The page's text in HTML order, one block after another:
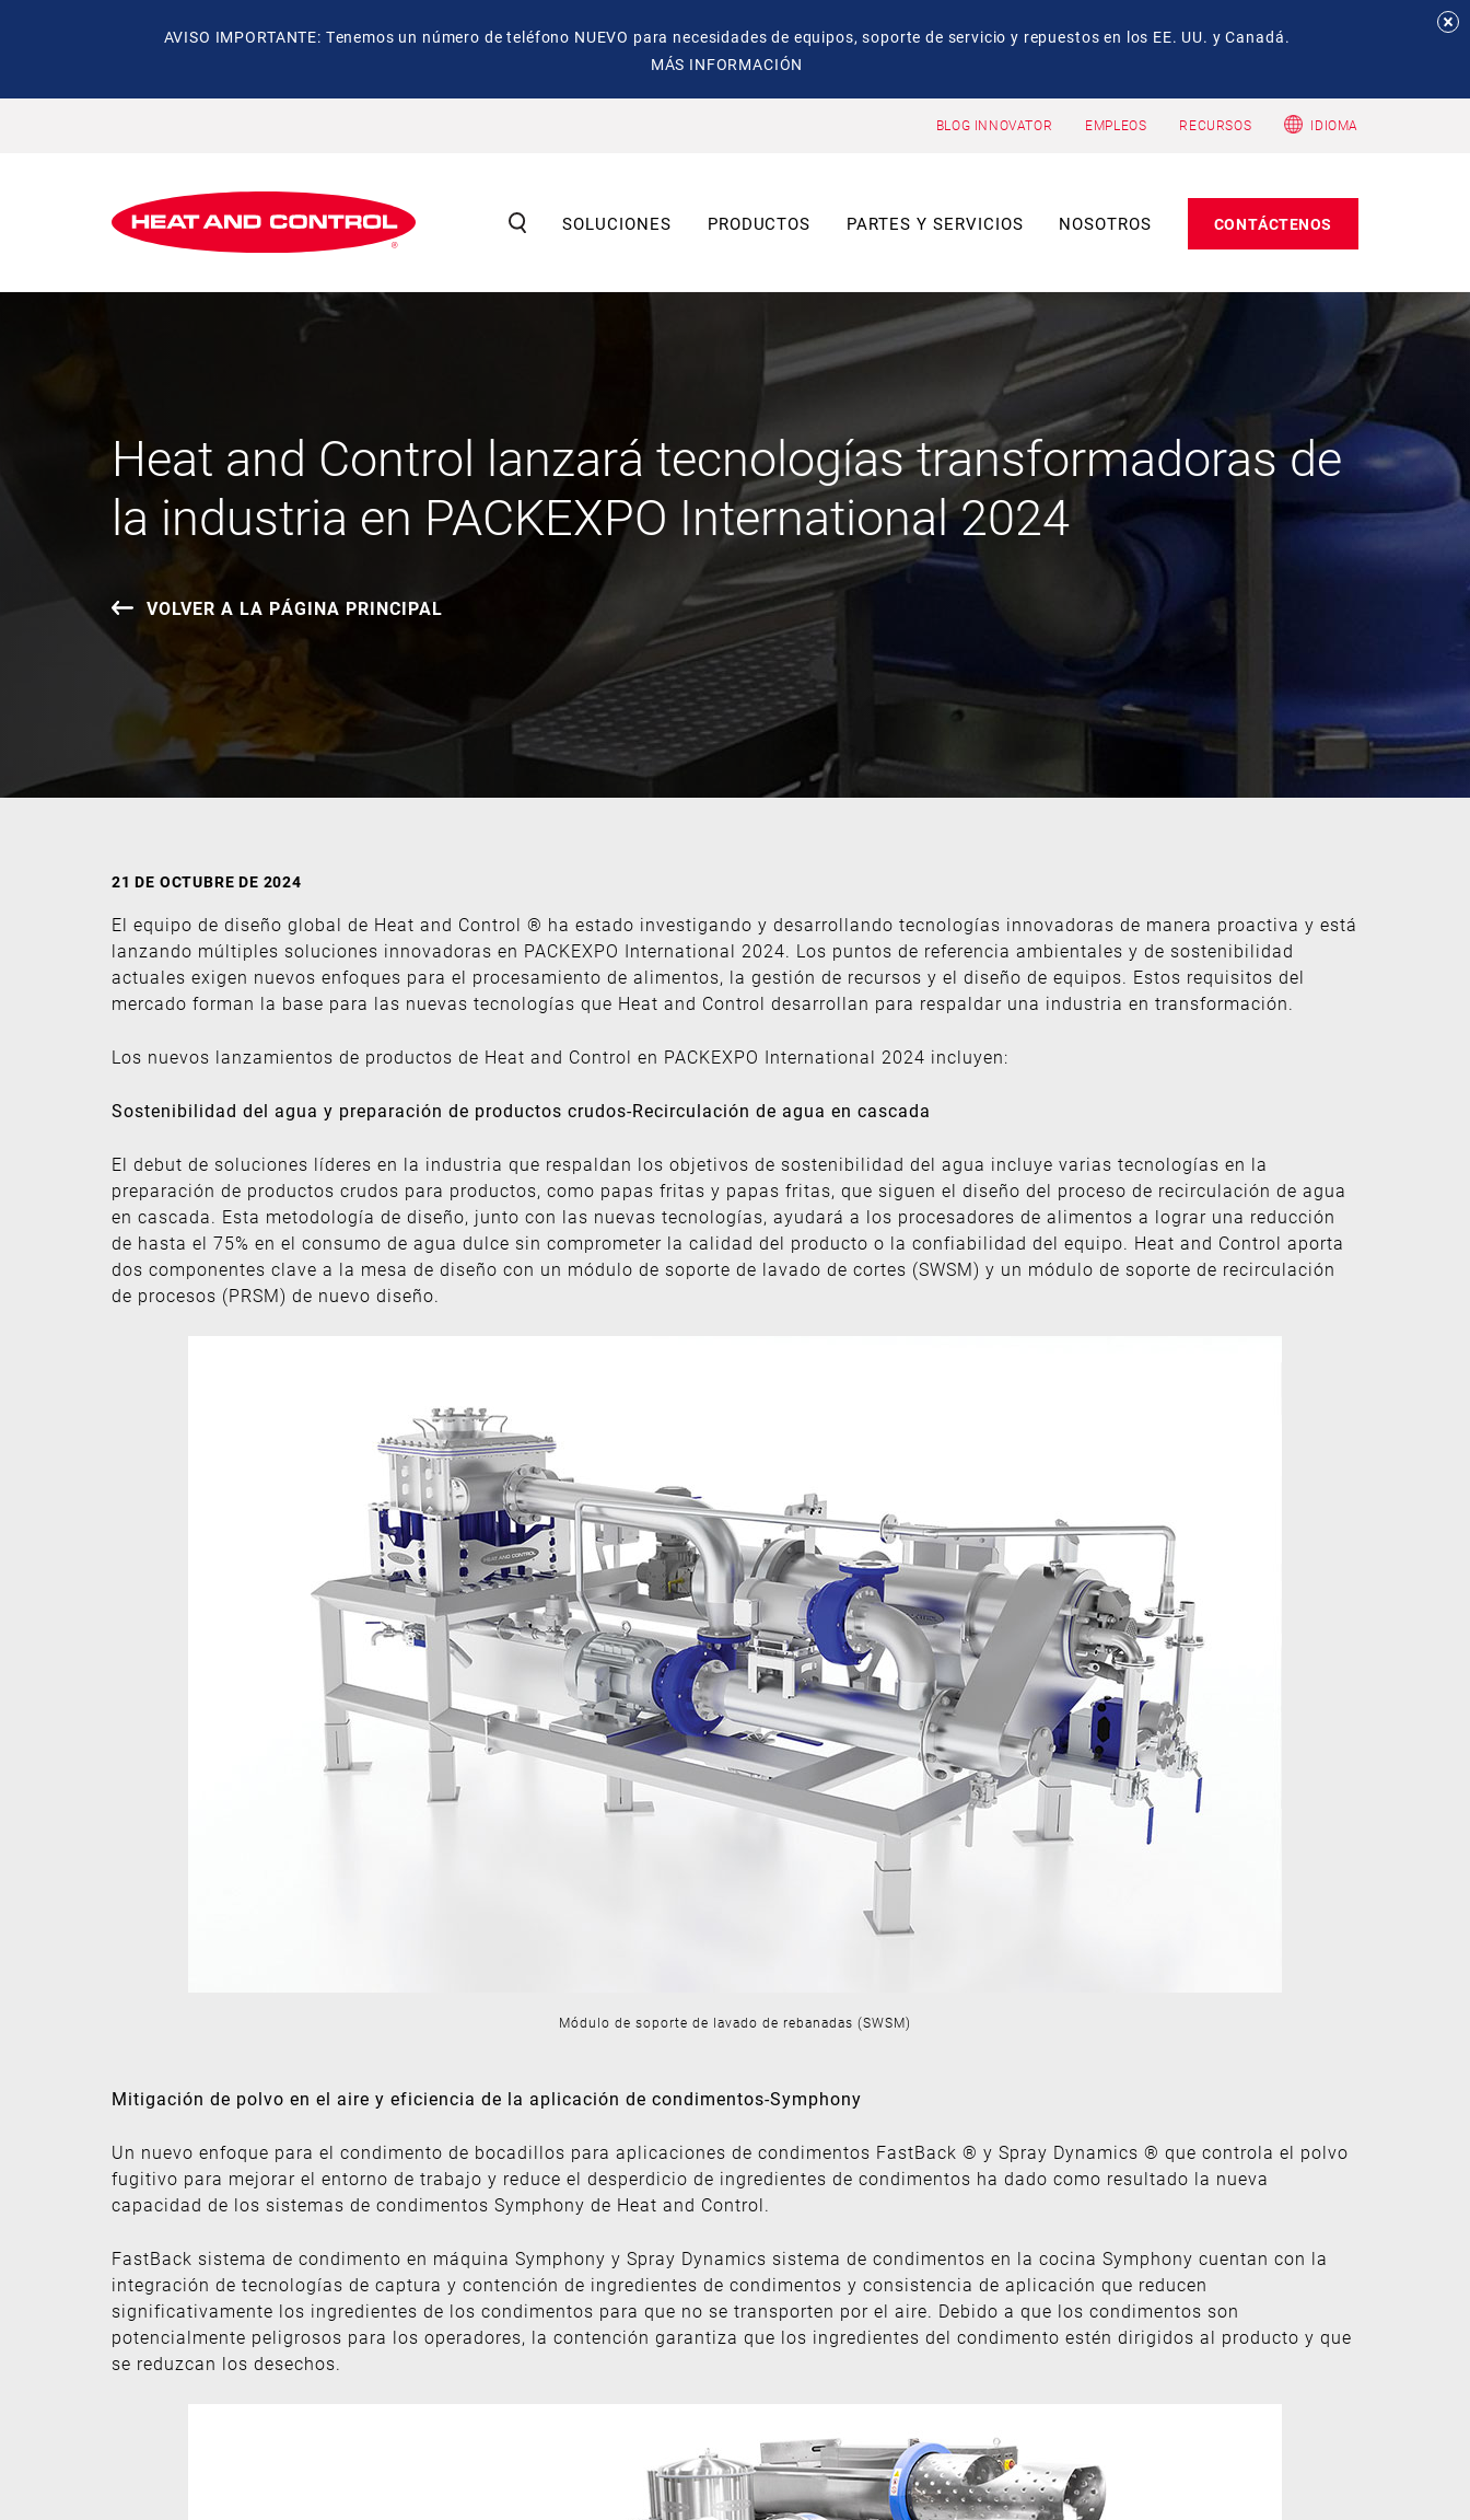
AVISO IMPORTANTE: Tenemos un número de teléfono NUEVO para necesidades de equipos, soporte de servicio y repuestos en los EE. UU. y Canadá.
MÁS INFORMACIÓN
BLOG INNOVATOR EMPLEOS RECURSOS IDIOMA
SOLUCIONES PRODUCTOS PARTES Y SERVICIOS NOSOTROS CONTÁCTENOS
Heat and Control lanzará tecnologías transformadoras de
la industria en PACKEXPO International 2024
VOLVER A LA PÁGINA PRINCIPAL
21 DE OCTUBRE DE 2024
El equipo de diseño global de Heat and Control ® ha estado investigando y desarrollando tecnologías innovadoras de manera proactiva y está
lanzando múltiples soluciones innovadoras en PACKEXPO International 2024. Los puntos de referencia ambientales y de sostenibilidad
actuales exigen nuevos enfoques para el procesamiento de alimentos, la gestión de recursos y el diseño de equipos. Estos requisitos del
mercado forman la base para las nuevas tecnologías que Heat and Control desarrollan para respaldar una industria en transformación.
Los nuevos lanzamientos de productos de Heat and Control en PACKEXPO International 2024 incluyen:
Sostenibilidad del agua y preparación de productos crudos-Recirculación de agua en cascada
El debut de soluciones líderes en la industria que respaldan los objetivos de sostenibilidad del agua incluye varias tecnologías en la
preparación de productos crudos para productos, como papas fritas y papas fritas, que siguen el diseño del proceso de recirculación de agua
en cascada. Esta metodología de diseño, junto con las nuevas tecnologías, ayudará a los procesadores de alimentos a lograr una reducción
de hasta el 75% en el consumo de agua dulce sin comprometer la calidad del producto o la confiabilidad del equipo. Heat and Control aporta
dos componentes clave a la mesa de diseño con un módulo de soporte de lavado de cortes (SWSM) y un módulo de soporte de recirculación
de procesos (PRSM) de nuevo diseño.
Módulo de soporte de lavado de rebanadas (SWSM)
Mitigación de polvo en el aire y eficiencia de la aplicación de condimentos-Symphony
Un nuevo enfoque para el condimento de bocadillos para aplicaciones de condimentos FastBack ® y Spray Dynamics ® que controla el polvo
fugitivo para mejorar el entorno de trabajo y reduce el desperdicio de ingredientes de condimentos ha dado como resultado la nueva
capacidad de los sistemas de condimentos Symphony de Heat and Control.
FastBack sistema de condimento en máquina Symphony y Spray Dynamics sistema de condimentos en la cocina Symphony cuentan con la
integración de tecnologías de captura y contención de ingredientes de condimentos y consistencia de aplicación que reducen
significativamente los ingredientes de los condimentos para que no se transporten por el aire. Debido a que los condimentos son
potencialmente peligrosos para los operadores, la contención garantiza que los ingredientes del condimento estén dirigidos al producto y que
se reduzcan los desechos.